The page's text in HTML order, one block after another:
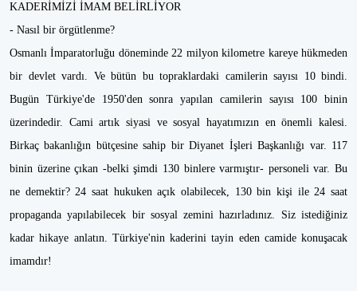
KADERİMİZİ İMAM BELİRLİYOR
- Nasıl bir örgütlenme?
Osmanlı İmparatorluğu döneminde 22 milyon kilometre kareye hükmeden
bir devlet vardı. Ve bütün bu topraklardaki camilerin sayısı 10 bindi.
Bugün Türkiye'de 1950'den sonra yapılan camilerin sayısı 100 binin
üzerindedir. Cami artık siyasi ve sosyal hayatımızın en önemli kalesi.
Birkaç bakanlığın bütçesine sahip bir Diyanet İşleri Başkanlığı var. 117
binin üzerine çıkan -belki şimdi 130 binlere varmıştır- personeli var. Bu
ne demektir? 24 saat hukuken açık olabilecek, 130 bin kişi ile 24 saat
propaganda yapılabilecek bir sosyal zemini hazırladınız. Siz istediğiniz
kadar hikaye anlatın. Türkiye'nin kaderini tayin eden camide konuşacak
imamdır!